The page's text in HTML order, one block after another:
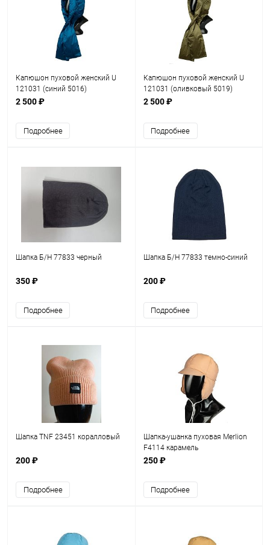
Капюшон пуховой женский U
121031 (синий 5016)
2 500 ₽
Подробнее
Капюшон пуховой женский U
121031 (оливковый 5019)
2 500 ₽
Подробнее
Шапка Б/Н 77833 черный
350 ₽
Подробнее
Шапка Б/Н 77833 темно-синий
200 ₽
Подробнее
Шапка TNF 23451 коралловый
200 ₽
Подробнее
Шапка-ушанка пуховая Merlion
F4114 карамель
250 ₽
Подробнее